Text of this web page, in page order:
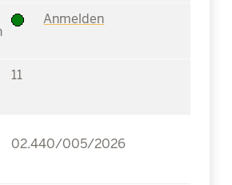
Anmelden
11
02.440/005/2026